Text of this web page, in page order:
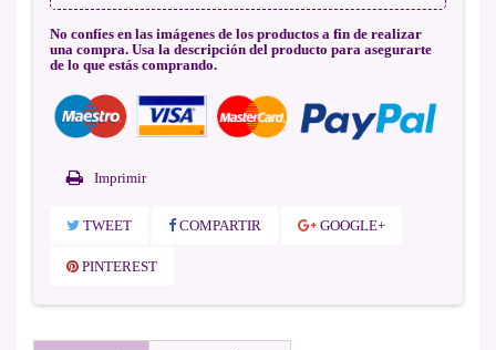
No confíes en las imágenes de los productos a fin de realizar
una compra. Usa la descripción del producto para asegurarte
de lo que estás comprando.
Imprimir
TWEET COMPARTIR GOOGLE+
PINTEREST